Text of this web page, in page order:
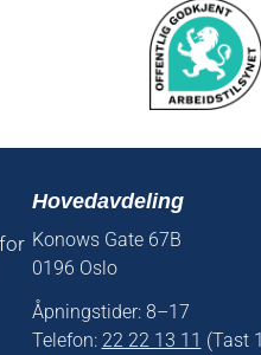
Hovedavdeling
Konows Gate 67B
0196 Oslo
Åpningstider: 8–17
Telefon: 22 22 13 11 (Tast